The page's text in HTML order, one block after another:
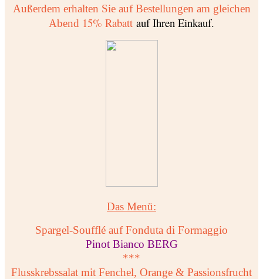
Außerdem erhalten Sie auf Bestellungen am gleichen
Abend 15% Rabatt auf Ihren Einkauf.
Das Menü:
Spargel-Soufflé auf Fonduta di Formaggio
Pinot Bianco BERG
***
Flusskrebssalat mit Fenchel, Orange & Passionsfrucht